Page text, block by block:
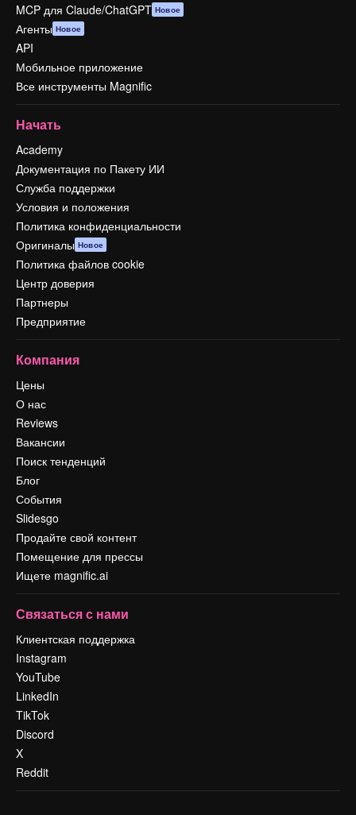
MCP для Claude/ChatGPT Новое
Агенты Новое
API
Мобильное приложение
Все инструменты Magnific
Начать
Academy
Документация по Пакету ИИ
Служба поддержки
Условия и положения
Политика конфиденциальности
Оригиналы Новое
Политика файлов cookie
Центр доверия
Партнеры
Предприятие
Компания
Цены
О нас
Reviews
Вакансии
Поиск тенденций
Блог
События
Slidesgo
Продайте свой контент
Помещение для прессы
Ищете magnific.ai
Связаться с нами
Клиентская поддержка
Instagram
YouTube
LinkedIn
TikTok
Discord
X
Reddit